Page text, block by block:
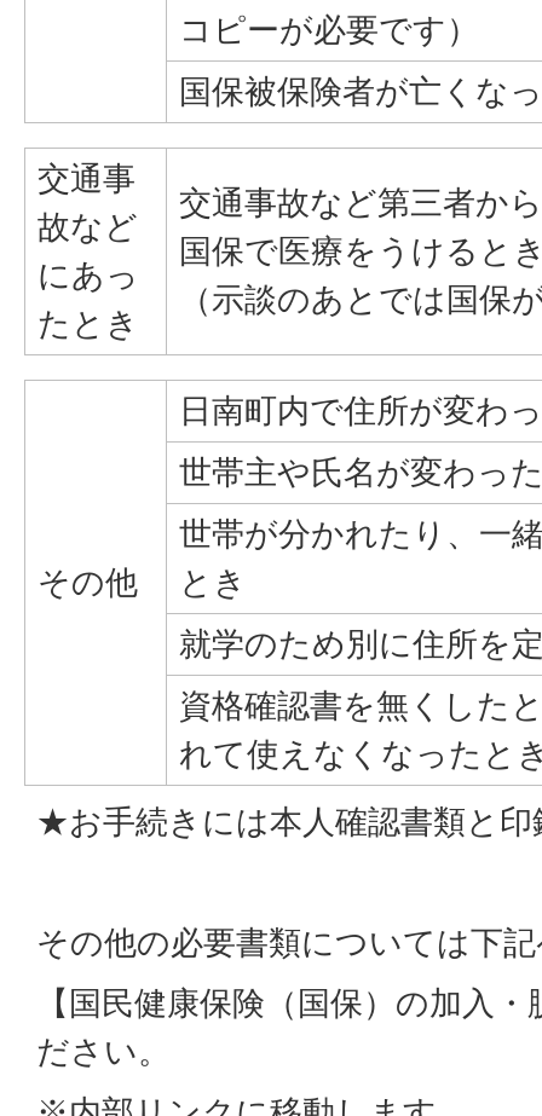
コピーが必要です）
国保被保険者が亡くな
交通事
故など
にあっ
たとき
交通事故など第三者か
国保で医療をうけると
（示談のあとでは国保
その他
日南町内で住所が変わ
世帯主や氏名が変わっ
世帯が分かれたり、一
とき
就学のため別に住所を
資格確認書を無くした
れて使えなくなったと
★お手続きには本人確認書類と
その他の必要書類については下
【国民健康保険（国保）の加入
ださい。